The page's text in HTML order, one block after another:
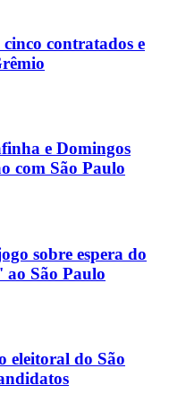
contratados e
e Domingos
com São Paulo
sobre espera do
São Paulo
eleitoral do São